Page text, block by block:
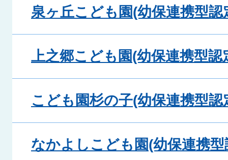
泉ヶ丘こども園(幼保連携型認
上之郷こども園(幼保連携型認
こども園杉の子(幼保連携型
なかよしこども園(幼保連携